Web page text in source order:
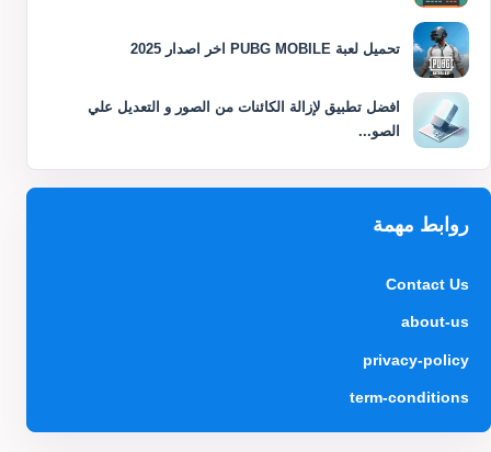
تحميل لعبة PUBG MOBILE اخر اصدار 2025
افضل تطبيق لإزالة الكائنات من الصور و التعديل علي
الصو...
روابط مهمة
Contact Us
about-us
privacy-policy
term-conditions